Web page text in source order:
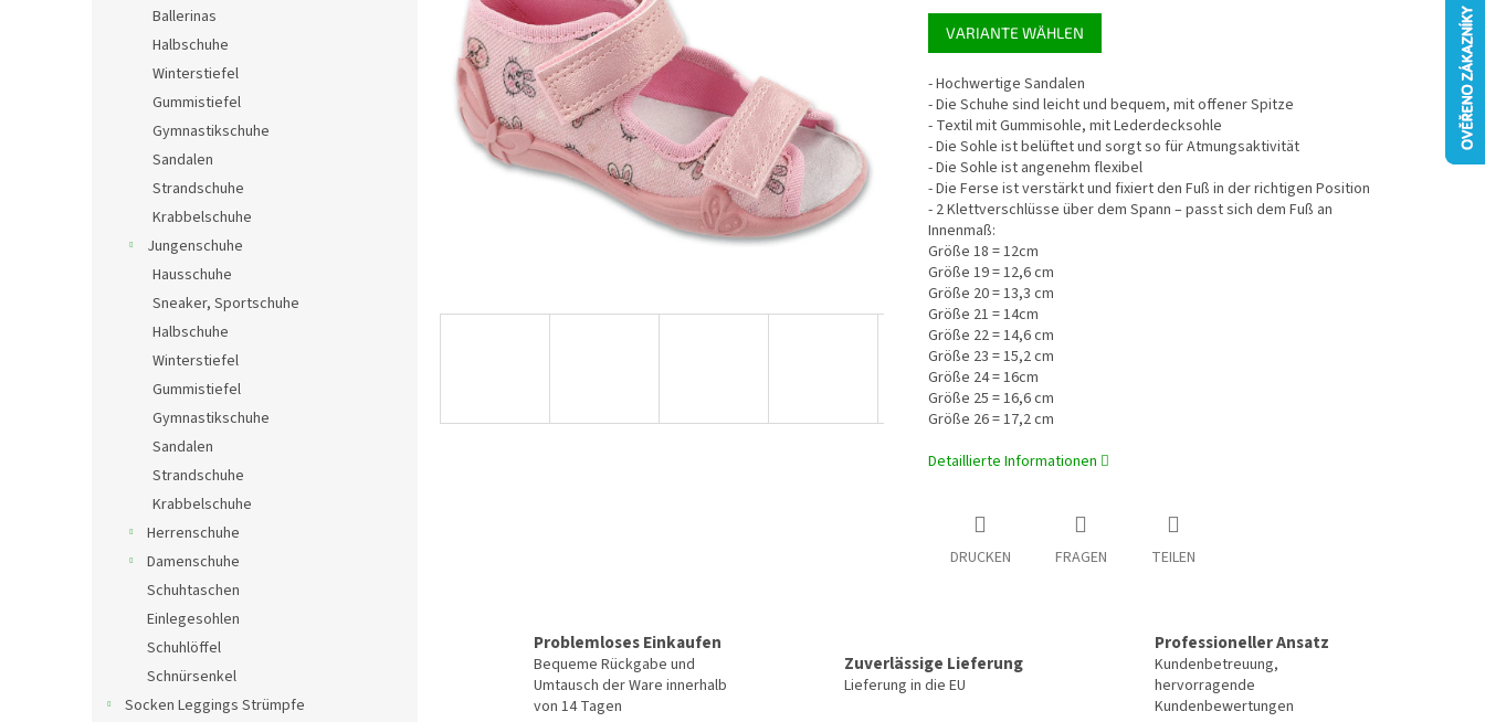
Ballerinas
Halbschuhe
Winterstiefel
Gummistiefel
Gymnastikschuhe
Sandalen
Strandschuhe
Krabbelschuhe
Jungenschuhe
Hausschuhe
Sneaker, Sportschuhe
Halbschuhe
Winterstiefel
Gummistiefel
Gymnastikschuhe
Sandalen
Strandschuhe
Krabbelschuhe
Herrenschuhe
Damenschuhe
Schuhtaschen
Einlegesohlen
Schuhlöffel
Schnürsenkel
Socken Leggings Strümpfe
Verkaufspreis:
VARIANTE WÄHLEN
- Hochwertige Sandalen
- Die Schuhe sind leicht und bequem, mit offener Spitze
- Textil mit Gummisohle, mit Lederdecksohle
- Die Sohle ist belüftet und sorgt so für Atmungsaktivität
- Die Sohle ist angenehm flexibel
- Die Ferse ist verstärkt und fixiert den Fuß in der richtigen Position
- 2 Klettverschlüsse über dem Spann – passt sich dem Fuß an
Innenmaß:
Größe 18 = 12cm
Größe 19 = 12,6 cm
Größe 20 = 13,3 cm
Größe 21 = 14cm
Größe 22 = 14,6 cm
Größe 23 = 15,2 cm
Größe 24 = 16cm
Größe 25 = 16,6 cm
Größe 26 = 17,2 cm
Detaillierte Informationen
DRUCKEN FRAGEN TEILEN
Problemloses Einkaufen
Bequeme Rückgabe und
Umtausch der Ware innerhalb
von 14 Tagen
Zuverlässige Lieferung
Lieferung in die EU
Professioneller Ansatz
Kundenbetreuung,
hervorragende
Kundenbewertungen